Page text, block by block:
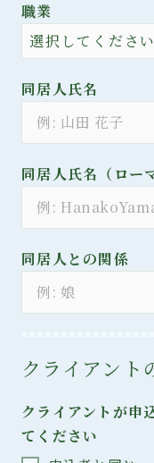
職業
選択してください
同居人氏名
同居人氏名（ロー
同居人との関係
クライアント
クライアントが申
てください